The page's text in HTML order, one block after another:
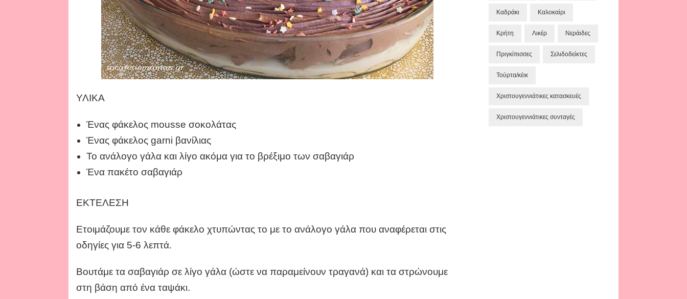
ΥΛΙΚΑ
Ένας φάκελος mousse σοκολάτας
Ένας φάκελος garni βανίλιας
Το ανάλογο γάλα και λίγο ακόμα για το βρέξιμο των σαβαγιάρ
Ένα πακέτο σαβαγιάρ
ΕΚΤΕΛΕΣΗ
Ετοιμάζουμε τον κάθε φάκελο χτυπώντας το με το ανάλογο γάλα που αναφέρεται στις
οδηγίες για 5-6 λεπτά.
Βουτάμε τα σαβαγιάρ σε λίγο γάλα (ώστε να παραμείνουν τραγανά) και τα στρώνουμε
στη βάση από ένα ταψάκι.
Καδράκι Καλοκαίρι
Κρήτη Λικέρ Νεράιδες
Πριγκίπισσες Σελιδοδείκτες
Τούρτα/κέικ
Χριστουγεννιάτικες κατασκευές
Χριστουγεννιάτικες συνταγές